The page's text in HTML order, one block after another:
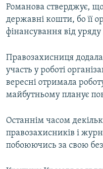
Романова стверджує,
державні кошти, бо її
фінансування від уряду
Правозахисниця
участь у роботі
вересні отримала
майбутньому планує
Останнім часом
правозахисників і
побоюючись за свою